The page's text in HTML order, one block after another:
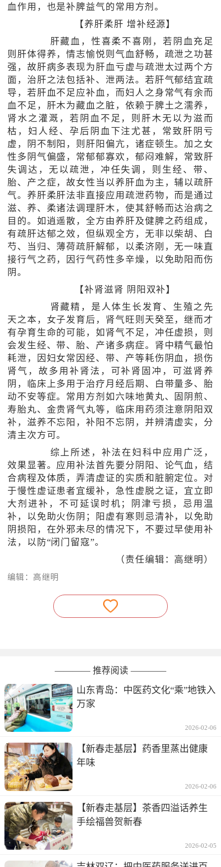
血作用，也是补脾益气的常用方剂。
【养肝柔肝 增补经源】
肝藏血，性喜柔不喜刚，若阴血充足
则肝体得养，情志愉悦则气血舒畅，疏泄之功甚
强，故肝病多表现为肝血亏虚与疏泄太过两个方
面，治肝之法包括补、泄两法。若肝气郁结宜疏
导，若肝血不足应补血，而妇人之身常气有余而
血不足，肝木为藏血之脏，依赖于脾土之濡养，
肾水之灌溉，若阴血不足，则肝木无以为滋而
枯，妇人经、孕后阴血下注尤甚，常致肝阴亏
虚，阴不制阳，则肝阳偏亢，诸症顿生。加之女
性多阴气偏盛，常郁郁寡欢，郁闷难解，常致肝
失调达，无以疏泄，冲任失调，则生经、带、
胎、产之症，故女性当以养肝血为主，辅以疏肝
气。养肝柔肝法非直接应用疏泄药物，而是通过
滋、养、柔诸法调理肝木，使其舒畅而达治病之
目的。如逍遥散，全方由养肝及健脾之药组成，
有疏肝达郁之效，但纵观全方，无非以柴胡、白
芍、当归、薄荷疏肝解郁，以柔济刚，无一味直
接行气之药，因行气药性多辛燥，以免助阳而伤
阴。
【补肾滋肾 阴阳双补】
肾藏精，是人体生长发育、生殖之先
天之本，女子发育后，肾气旺则天癸至，继而才
有孕育生命的可能，如肾气不足，冲任虚损，则
会发生经、带、胎、产诸多病症。肾中精气最怕
耗泄，因妇女常因经、带、产等耗伤阴血，损伤
肾气，故多用补肾法，可补肾固冲，可滋肾养
阴，临床上多用于治疗月经后期、白带量多、胎
动不安等症。常用方剂如六味地黄丸、固阴煎、
寿胎丸、金贵肾气丸等，临床用药须注意阴阳双
补，滋养不忘阳，补阳不忘阴，并辨清虚实，分
清主次方可。
综上所述，补法在妇科中应用广泛，
效果显著。应用补法首先要分阴阳、论气血，结
合病程及体质，弄清虚证的实质和脏腑定位。对
于慢性虚证患者宜缓补，急性虚脱之证，宜立即
大剂进补，不可延误时机；阴津亏损，忌用温
补，以免助火伤阴；阳虚有寒则忌清补，以免助
阴损阳，在外邪未尽的情况下，不要过早使用补
法，以防“闭门留寇”。
（责任编辑：高继明）
编辑：高继明
———— 推荐阅读 ————
山东青岛：中医药文化“乘”地铁入
万家
2026-02-06
【新春走基层】药香里蒸出健康
年味
2026-02-06
【新春走基层】茶香四溢话养生
手绘福兽贺新春
2026-02-05